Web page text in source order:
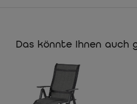
Das könnte Ihnen auch